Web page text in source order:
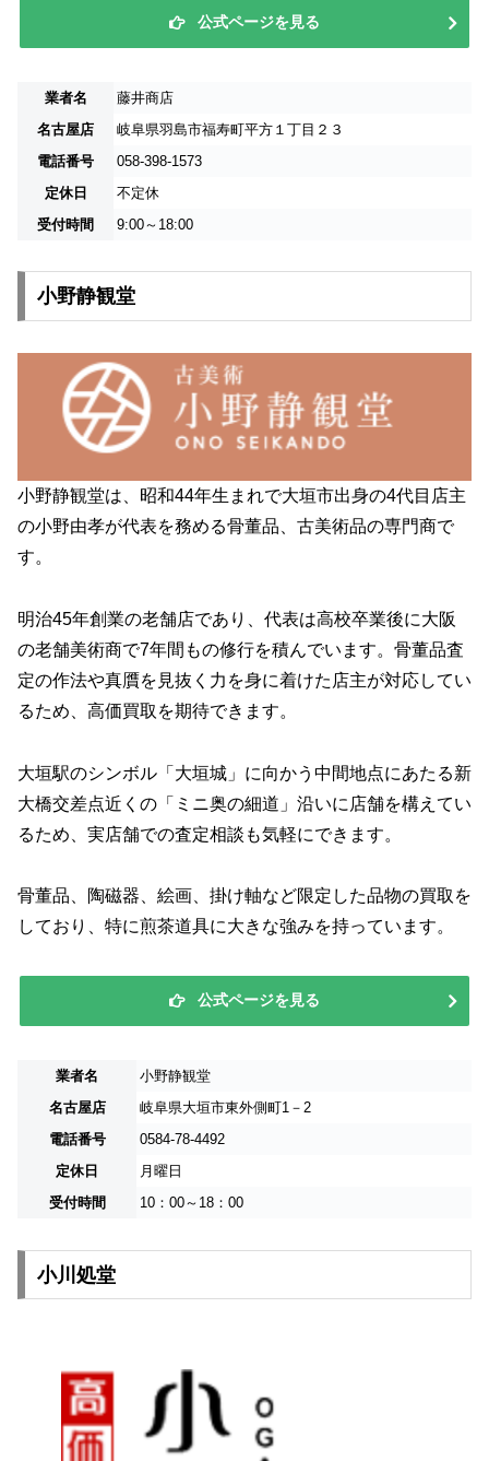
公式ページを見る
業者名
藤井商店
名古屋店
岐阜県羽島市福寿町平方１丁目２３
電話番号
058-398-1573
定休日
不定休
受付時間
9:00～18:00
小野静観堂
小野静観堂は、昭和44年生まれで大垣市出身の4代目店主
の小野由孝が代表を務める骨董品、古美術品の専門商で
す。
明治45年創業の老舗店であり、代表は高校卒業後に大阪
の老舗美術商で7年間もの修行を積んでいます。骨董品査
定の作法や真贋を見抜く力を身に着けた店主が対応してい
るため、高価買取を期待できます。
大垣駅のシンボル「大垣城」に向かう中間地点にあたる新
大橋交差点近くの「ミニ奥の細道」沿いに店舗を構えてい
るため、実店舗での査定相談も気軽にできます。
骨董品、陶磁器、絵画、掛け軸など限定した品物の買取を
しており、特に煎茶道具に大きな強みを持っています。
公式ページを見る
業者名
小野静観堂
名古屋店
岐阜県大垣市東外側町1－2
電話番号
0584-78-4492
定休日
月曜日
受付時間
10：00～18：00
小川処堂